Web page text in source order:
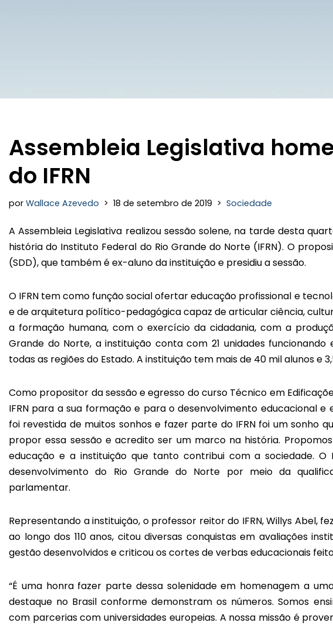
Assembleia Legislativa
do IFRN
por Wallace Azevedo 18 de setembro de 2019 Sociedade
A Assembleia Legislativa realizou sessão solene, na tarde desta
história do Instituto Federal do Rio Grande do Norte (IFRN). O
(SDD), que também é ex-aluno da instituição e presidiu a sessão.
O IFRN tem como função social ofertar educação profissional e
e de arquitetura político-pedagógica capaz de articular ciência,
a formação humana, com o exercício da cidadania, com a
Grande do Norte, a instituição conta com 21 unidades
todas as regiões do Estado. A instituição tem mais de 40 mil alunos e
Como propositor da sessão e egresso do curso Técnico em
IFRN para a sua formação e para o desenvolvimento educacional e
foi revestida de muitos sonhos e fazer parte do IFRN foi um sonho
propor essa sessão e acredito ser um marco na história.
educação e a instituição que tanto contribui com a sociedade.
desenvolvimento do Rio Grande do Norte por meio da
parlamentar.
Representando a instituição, o professor reitor do IFRN, Willys Abel,
ao longo dos 110 anos, citou diversas conquistas em avaliações
gestão desenvolvidos e criticou os cortes de verbas educacionais
“É uma honra fazer parte dessa solenidade em homenagem a
destaque no Brasil conforme demonstram os números. Somos
com parcerias com universidades europeias. A nossa missão é